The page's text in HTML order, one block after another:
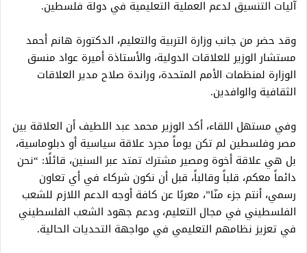
آليات التنسيق لدعم العملية التعليمية في دولة فلسطين.
وقد حضر من جانب وزارة التربية والتعليم، الدكتورة هانم أحمد
مستشار الوزير للعلاقات الدولية، والأستاذة أميرة عواد منسق
الوزارة لمنظمات الأمم المتحدة، وراندة صلاح مدير العلاقات
الثقافية والوافدين.
وفي مستهل اللقاء، أكد الوزير محمد عبد اللطيف أن العلاقة بين
مصر وفلسطين لم تكن يوماً مجرد علاقة سياسية أو دبلوماسية،
بل هي علاقة أخوة ومصير مشترك تمتد عبر السنين، قائلًا: “نحن
دائماً معكم، قلباً وقالباً، قبل أن نكون شركاء في أي تعاون
رسمي، أنتم جزء منّا”، معربًا عن كافة أوجه الدعم اللازم للشعب
الفلسطيني في مجال التعليم، ودعم جهود الشعب الفلسطيني
في تعزيز نظامهم التعليمي في مواجهة التحديات الحالية.